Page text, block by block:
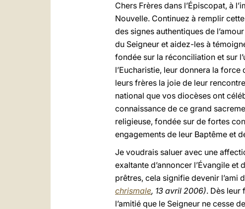
Chers Frères dans l’Épiscopat, à
Nouvelle. Continuez à remplir
des signes authentiques de
du Seigneur et aidez-les à
fondée sur la réconciliation et sur
l’Eucharistie, leur donnera la
leurs frères la joie de leur
national que vos diocèses ont
connaissance de ce grand
religieuse, fondée sur de fortes
engagements de leur Baptême et
Je voudrais saluer avec une
exaltante d’annoncer l’Évangile et
prêtres, cela signifie devenir l’ami
chrismale, 13 avril 2006). Dès leur
l’amitié que le Seigneur ne cesse